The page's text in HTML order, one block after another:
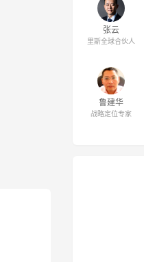
张云
里斯全球合伙人
鲁建华
战略定位专家